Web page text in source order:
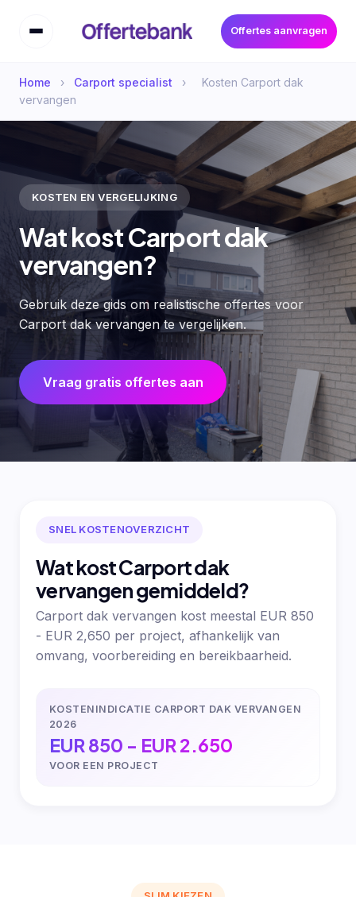
Offertes aanvragen
Home › Carport specialist ›
Kosten Carport dak
vervangen
KOSTEN EN VERGELIJKING
Wat kost Carport dak
vervangen?
Gebruik deze gids om realistische offertes voor
Carport dak vervangen te vergelijken.
Vraag gratis offertes aan
SNEL KOSTENOVERZICHT
Wat kost Carport dak
vervangen gemiddeld?
Carport dak vervangen kost meestal EUR 850
- EUR 2,650 per project, afhankelijk van
omvang, voorbereiding en bereikbaarheid.
KOSTENINDICATIE CARPORT DAK VERVANGEN
2026
EUR 850 - EUR 2.650
VOOR EEN PROJECT